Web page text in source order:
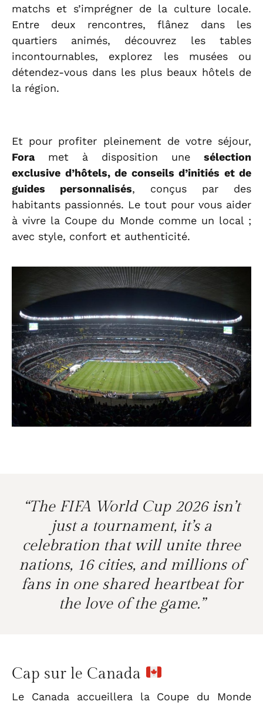
matchs et s’imprégner de la culture locale.
Entre deux rencontres, flânez dans les
quartiers animés, découvrez les tables
incontournables, explorez les musées ou
détendez-vous dans les plus beaux hôtels de
la région.
Et pour profiter pleinement de votre séjour,
Foramet à disposition une sélection
exclusive d’hôtels, de conseils d’initiés et de
guides personnalisés, conçus par des
habitants passionnés. Le tout pour vous aider
à vivre la Coupe du Monde comme un local ;
avec style, confort et authenticité.
“The FIFA World Cup 2026 isn’t
just a tournament, it’s a
celebration that will unite three
nations, 16 cities, and millions of
fans in one shared heartbeat for
the love of the game.”
Cap sur le Canada
Le Canada accueillera la Coupe du Monde